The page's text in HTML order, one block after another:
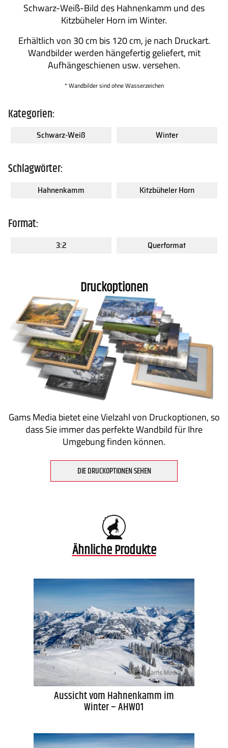
Kontakt FAQs
Schwarz-Weiß-Bild des Hahnenkamm und des
Kitzbüheler Horn im Winter.
Erhältlich von 30 cm bis 120 cm, je nach Druckart.
Wandbilder werden hängefertig geliefert, mit
Aufhängeschienen usw. versehen.
* Wandbilder sind ohne Wasserzeichen
Kategorien:
Schwarz-Weiß Winter
Schlagwörter:
Hahnenkamm Kitzbüheler Horn
Format:
3:2 Querformat
Druckoptionen
Gams Media bietet eine Vielzahl von Druckoptionen, so
dass Sie immer das perfekte Wandbild für Ihre
Umgebung finden können.
DIE DRUCKOPTIONEN SEHEN
Ähnliche Produkte
Aussicht vom Hahnenkamm im
Winter – AHW01